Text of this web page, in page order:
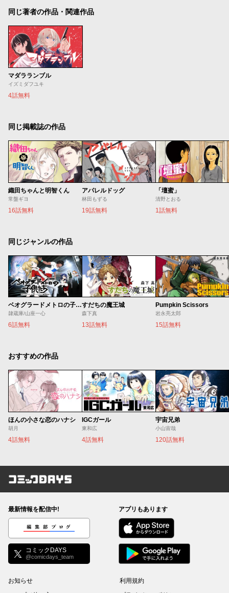
同じ著者の作品・関連作品
マダラランブル
イズミダフユキ
4話無料
同じ掲載誌の作品
織田ちゃんと明智くん
常盤ギヨ
16話無料
アパレルドッグ
林田もずる
19話無料
「壇蜜」
清野とおる
1話無料
同じジャンルの作品
ベオグラードメトロの子供たち
隷蔵庫/山座一心
6話無料
すだちの魔王城
森下真
13話無料
Pumpkin Scissors
岩永亮太郎
15話無料
おすすめの作品
ほんの小さな恋のハナシ
胡月
4話無料
IGCガール
東和広
4話無料
宇宙兄弟
小山宙哉
120話無料
コミックDAYS
最新情報を配信中!
編集部ブログ
コミックDAYS
@comicdays_team
アプリもあります
お知らせ
利用規約